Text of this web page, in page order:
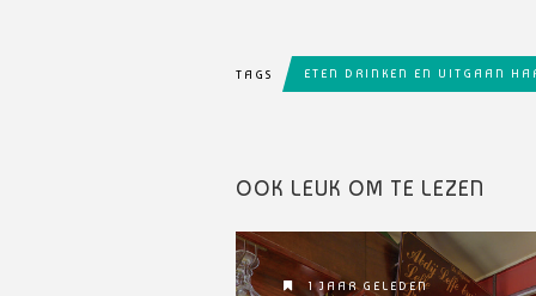
TAGS ETEN DRINKEN EN UITGAAN
OOK LEUK OM TE LEZEN
1 JAAR GELEDEN